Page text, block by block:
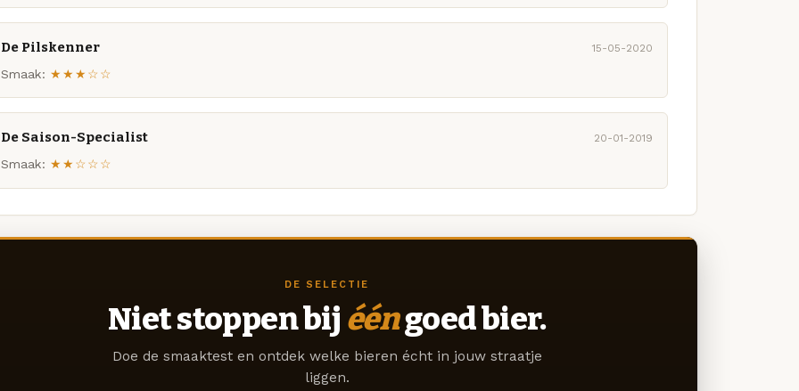
De Pilskenner 15-05-2020
Smaak: ★★★☆☆
De Saison-Specialist 20-01-2019
Smaak: ★★☆☆☆
DE SELECTIE
Niet stoppen bij ééngoed bier.
Doe de smaaktest en ontdek welke bieren écht in jouw straatje
liggen.